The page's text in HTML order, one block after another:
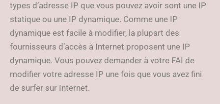
types d’adresse IP que vous pouvez avoir sont une IP
statique ou une IP dynamique. Comme une IP
dynamique est facile à modifier, la plupart des
fournisseurs d’accès à Internet proposent une IP
dynamique. Vous pouvez demander à votre FAI de
modifier votre adresse IP une fois que vous avez fini
de surfer sur Internet.